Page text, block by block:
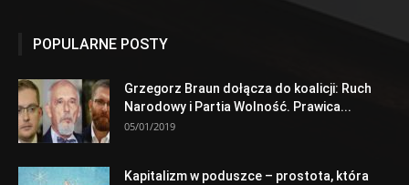
POPULARNE POSTY
Grzegorz Braun dołącza do koalicji: Ruch
Narodowy i Partia Wolność. Prawica...
05/01/2019
Kapitalizm w poduszce – prostota, która